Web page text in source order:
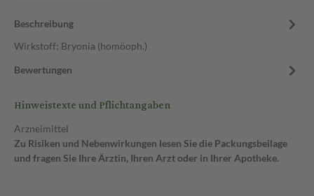
Beschreibung
Wirkstoff: Bryonia (homöoph.)
Bewertungen
Hinweistexte und Pflichtangaben
Arzneimittel
Zu Risiken und Nebenwirkungen lesen Sie die Packungsbeilage
und fragen Sie Ihre Ärztin, Ihren Arzt oder in Ihrer Apotheke.